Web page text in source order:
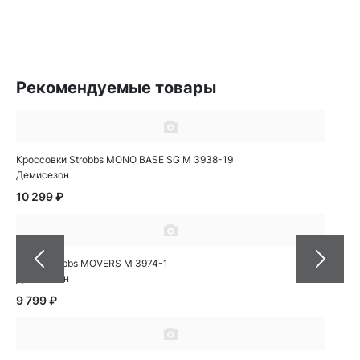
Рекомендуемые товары
Кроссовки Strobbs MONO BASE SG M 3938-19
Демисезон
10 299 ₽
Кеды Strobbs MOVERS M 3974-1
Демисезон
9 799 ₽